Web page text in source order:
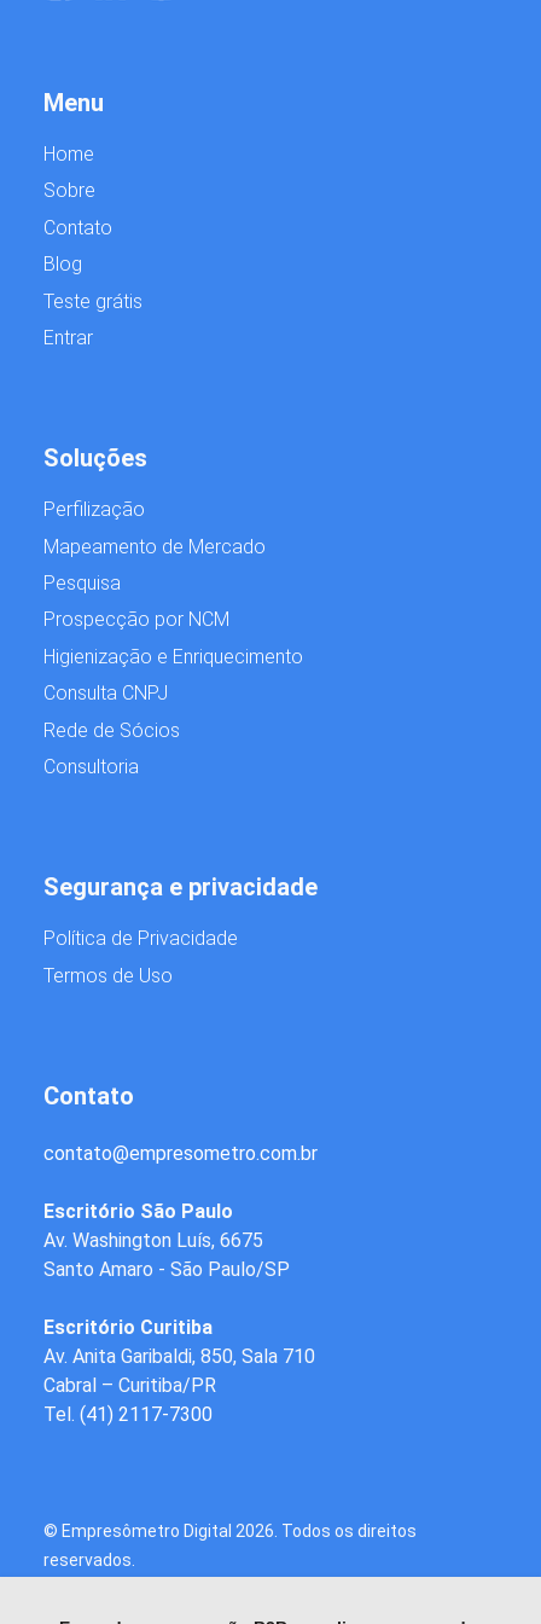
Menu
Home
Sobre
Contato
Blog
Teste grátis
Entrar
Soluções
Perfilização
Mapeamento de Mercado
Pesquisa
Prospecção por NCM
Higienização e Enriquecimento
Consulta CNPJ
Rede de Sócios
Consultoria
Contato
contato@empresometro.com.br
Escritório São Paulo
Av. Washington Luís, 6675
Santo Amaro - São Paulo/SP
Escritório Curitiba
Av. Anita Garibaldi, 850, Sala 710
Cabral – Curitiba/PR
Tel. (41) 2117-7300
Segurança e privacidade
Política de Privacidade
Termos de Uso
© Empresômetro Digital 2026. Todos os direitos
reservados.